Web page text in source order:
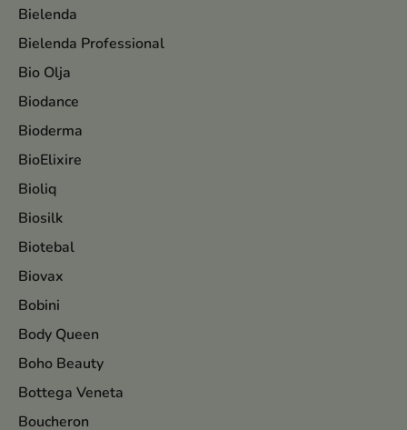
Bielenda
Bielenda Professional
Bio Olja
Biodance
Bioderma
BioElixire
Bioliq
Biosilk
Biotebal
Biovax
Bobini
Body Queen
Boho Beauty
Bottega Veneta
Boucheron